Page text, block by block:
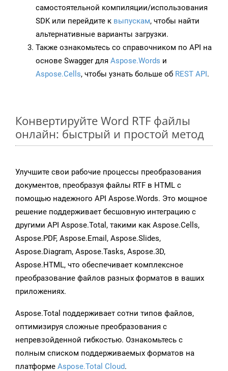
самостоятельной компиляции/использования
SDK или перейдите к выпускам, чтобы найти
альтернативные варианты загрузки.
Также ознакомьтесь со справочником по API на
основе Swagger для Aspose.Words и
Aspose.Cells, чтобы узнать больше об REST API.
Конвертируйте Word RTF файлы
онлайн: быстрый и простой метод
Улучшите свои рабочие процессы преобразования
документов, преобразуя файлы RTF в HTML с
помощью надежного API Aspose.Words. Это мощное
решение поддерживает бесшовную интеграцию с
другими API Aspose.Total, такими как Aspose.Cells,
Aspose.PDF, Aspose.Email, Aspose.Slides,
Aspose.Diagram, Aspose.Tasks, Aspose.3D,
Aspose.HTML, что обеспечивает комплексное
преобразование файлов разных форматов в ваших
приложениях.
Aspose.Total поддерживает сотни типов файлов,
оптимизируя сложные преобразования с
непревзойденной гибкостью. Ознакомьтесь с
полным списком поддерживаемых форматов на
платформе Aspose.Total Cloud.